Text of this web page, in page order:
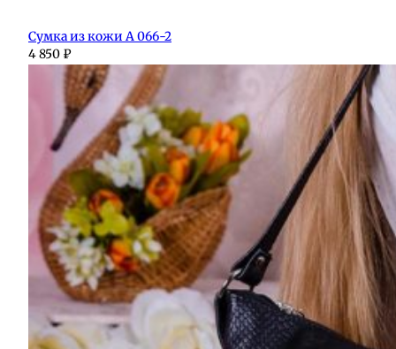
Сумка из кожи А 066-2
4 850 ₽